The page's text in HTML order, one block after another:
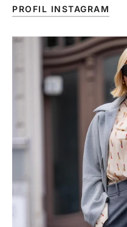
PROFIL INSTAGRAM